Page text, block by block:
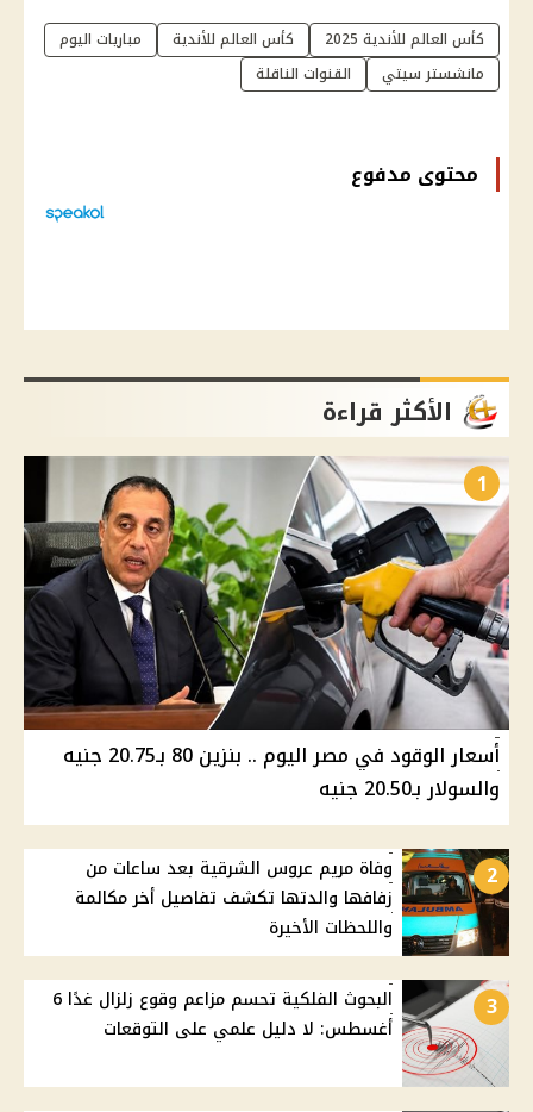
كأس العالم للأندية 2025 كأس العالم للأندية
مباريات اليوم
مانشستر سيتي
القنوات الناقلة
محتوى مدفوع
الأكثر قراءة
1
أسعار الوقود في مصر اليوم .. بنزين 80 بـ20.75 جنيه
والسولار بـ20.50 جنيه
2
وفاة مريم عروس الشرقية بعد ساعات من
زفافها والدتها تكشف تفاصيل أخر مكالمة
واللحظات الأخيرة
3
البحوث الفلكية تحسم مزاعم وقوع زلزال غدًا 6
أغسطس: لا دليل علمي على التوقعات